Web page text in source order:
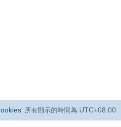
所有顯示的時間為 UTC+08:00